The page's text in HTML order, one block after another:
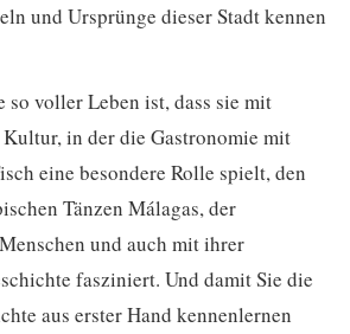
und Ursprünge dieser Stadt kennen
so voller Leben ist, dass sie mit
in der die Gastronomie mit
eine besondere Rolle spielt, den
Tänzen Málagas, der
und auch mit ihrer
fasziniert. Und damit Sie die
aus erster Hand kennenlernen